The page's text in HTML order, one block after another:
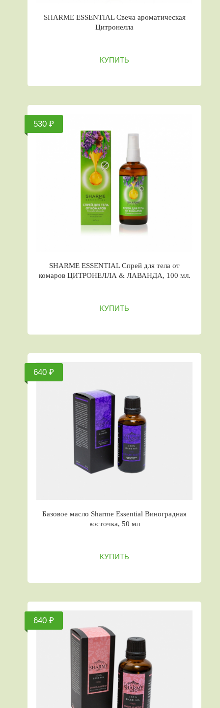
SHARME ESSENTIAL Свеча ароматическая
Цитронелла
КУПИТЬ
530 ₽
SHARME ESSENTIAL Спрей для тела от
комаров ЦИТРОНЕЛЛА & ЛАВАНДА, 100 мл.
КУПИТЬ
640 ₽
Базовое масло Sharme Essential Виноградная
косточка, 50 мл
КУПИТЬ
640 ₽